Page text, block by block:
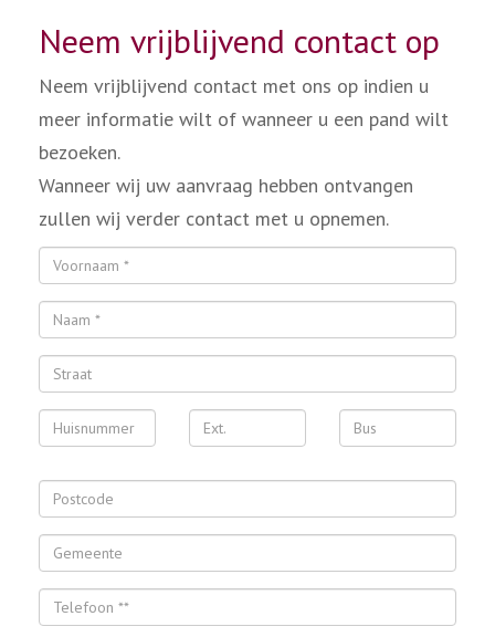
Neem vrijblijvend contact op
Neem vrijblijvend contact met ons op indien u
meer informatie wilt of wanneer u een pand wilt
bezoeken.
Wanneer wij uw aanvraag hebben ontvangen
zullen wij verder contact met u opnemen.